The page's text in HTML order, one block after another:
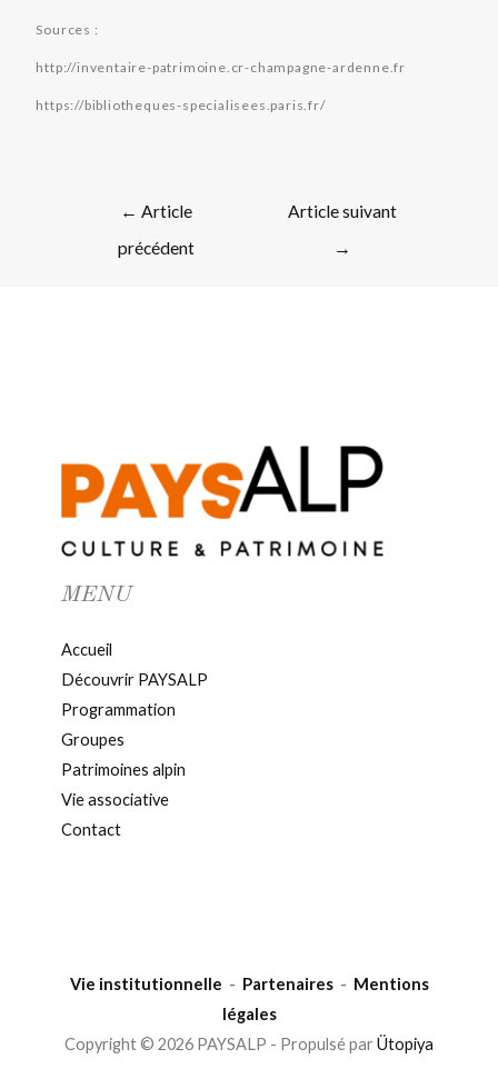
Sources :
http://inventaire-patrimoine.cr-champagne-ardenne.fr
https://bibliotheques-specialisees.paris.fr/
← Article
précédent
Article suivant
→
MENU
Accueil
Découvrir PAYSALP
Programmation
Groupes
Patrimoines alpin
Vie associative
Contact
Vie institutionnelle - Partenaires- Mentions
légales
Copyright © 2026 PAYSALP - Propulsé par Ütopiya